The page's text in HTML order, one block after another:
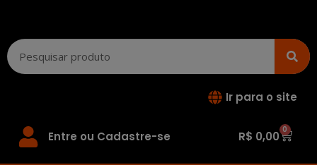
Ir para o site
Entre ou Cadastre-se R$ 0,00 0